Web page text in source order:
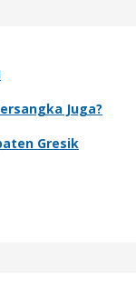
Juga?
Gresik